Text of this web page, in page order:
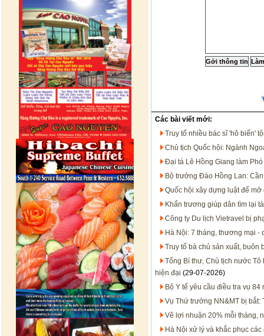
Các bài viết mới:
Truy tố nhiều bác sĩ 'hô biến'
Chủ tịch Quốc hội: Ngành
Đại tá Lê Hồng Giang làm
Bộ trưởng Đào Hồng Lan:
Quốc hội xây dựng luật để
Khẩn trương giúp dân tìm lại
Công ty Du lịch Vietravel bị
Hà Nội: 7 tháng, thương mại -
Truy tố bà chủ sản xuất, buôn
Tổng Bí thư, Chủ tịch nước
hiện đại (29-07-2026)
Bộ Y tế yêu cầu điều tra vụ
Vụ Thứ trưởng NN&MT bị bắt:
Vẽ lợi nhuận 20% mỗi tháng,
Hà Nội xử lý và khắc phục